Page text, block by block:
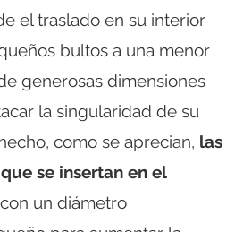
el traslado en su interior
bultos a una menor
generosas dimensiones
la singularidad de su
como se aprecian, las
se insertan en el
un diámetro